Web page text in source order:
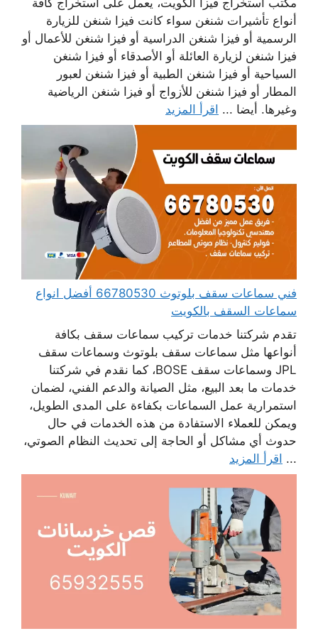
مكتب استخراج فيزا الكويت، يعمل على استخراج كافة
أنواع تأشيرات شنغن سواء كانت فيزا شنغن للزيارة
الرسمية أو فيزا شنغن الدراسية أو فيزا شنغن للأعمال أو
فيزا شنغن لزيارة العائلة أو الأصدقاء أو فيزا شنغن
السياحية أو فيزا شنغن الطبية أو فيزا شنغن لعبور
المطار أو فيزا شنغن للأزواج أو فيزا شنغن الرياضية
وغيرها. أيضا ... اقرأ المزيد
فني سماعات سقف بلوتوث 66780530 أفضل انواع
سماعات السقف بالكويت
تقدم شركتنا خدمات تركيب سماعات سقف بكافة
أنواعها مثل سماعات سقف بلوتوث وسماعات سقف
JPL وسماعات سقف BOSE، كما نقدم في شركتنا
خدمات ما بعد البيع، مثل الصيانة والدعم الفني، لضمان
استمرارية عمل السماعات بكفاءة على المدى الطويل،
ويمكن للعملاء الاستفادة من هذه الخدمات في حال
حدوث أي مشاكل أو الحاجة إلى تحديث النظام الصوتي،
... اقرأ المزيد